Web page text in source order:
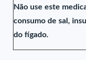
Não use este
consumo de sal,
do fígado.